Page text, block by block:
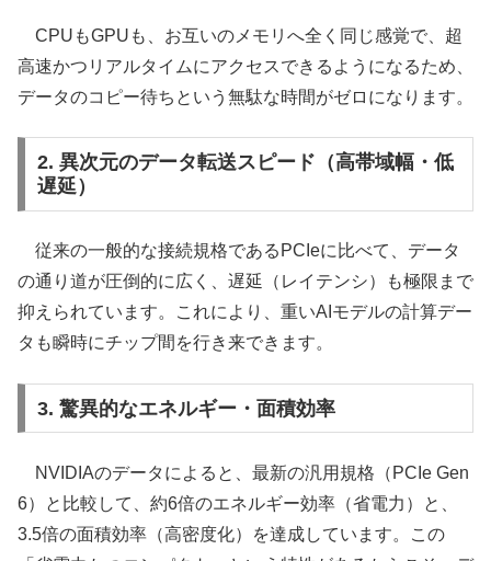
CPUもGPUも、お互いのメモリへ全く同じ感覚で、超
高速かつリアルタイムにアクセスできるようになるため、
データのコピー待ちという無駄な時間がゼロになります。
2. 異次元のデータ転送スピード（高帯域幅・低
遅延）
従来の一般的な接続規格であるPCIeに比べて、データ
の通り道が圧倒的に広く、遅延（レイテンシ）も極限まで
抑えられています。これにより、重いAIモデルの計算デー
タも瞬時にチップ間を行き来できます。
3. 驚異的なエネルギー・面積効率
NVIDIAのデータによると、最新の汎用規格（PCIe Gen
6）と比較して、約6倍のエネルギー効率（省電力）と、
3.5倍の面積効率（高密度化）を達成しています。この